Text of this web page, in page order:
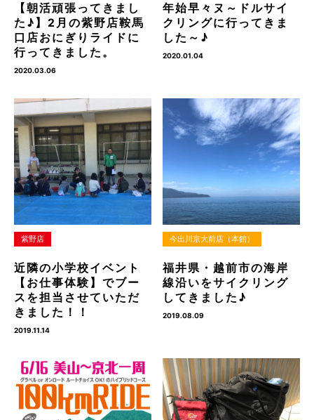
【朝活頑張ってきまし
た♪】2月の紫野店鞍馬
口店おにぎりライドに
行ってきました。
2020.03.06
年始早々ヌ～ドルサイ
クリングに行ってきま
した～♪
2020.01.04
紫野店
近隣の小学校イベント
【お仕事体験】でブー
スを担当させていただ
きました！！
2019.11.14
今出川京大前店（本館）
福井県・越前市の海岸
線沿いをサイクリング
してきました♪
2019.08.09